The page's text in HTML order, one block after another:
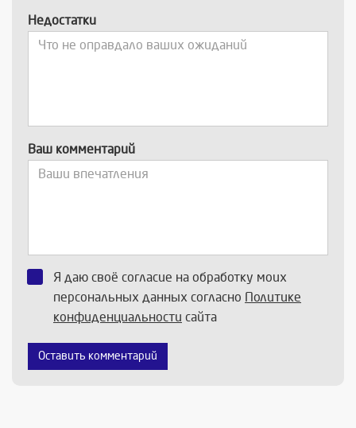
Недостатки
Ваш комментарий
Я даю своё согласие на обработку моих
персональных данных согласно Политике
конфиденциальности сайта
Оставить комментарий